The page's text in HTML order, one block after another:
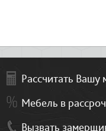
Рассчитать Вашу
Мебель в
Вызвать